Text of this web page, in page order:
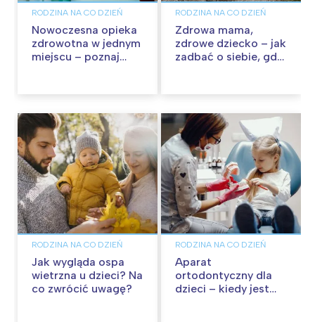
RODZINA NA CO DZIEŃ
Nowoczesna opieka
zdrowotna w jednym
miejscu – poznaj
RODZINA NA CO DZIEŃ
Zdrowa mama,
zdrowe dziecko – jak
zadbać o siebie, gdy
RODZINA NA CO DZIEŃ
Jak wygląda ospa
wietrzna u dzieci? Na
co zwrócić uwagę?
RODZINA NA CO DZIEŃ
Aparat
ortodontyczny dla
dzieci – kiedy jest